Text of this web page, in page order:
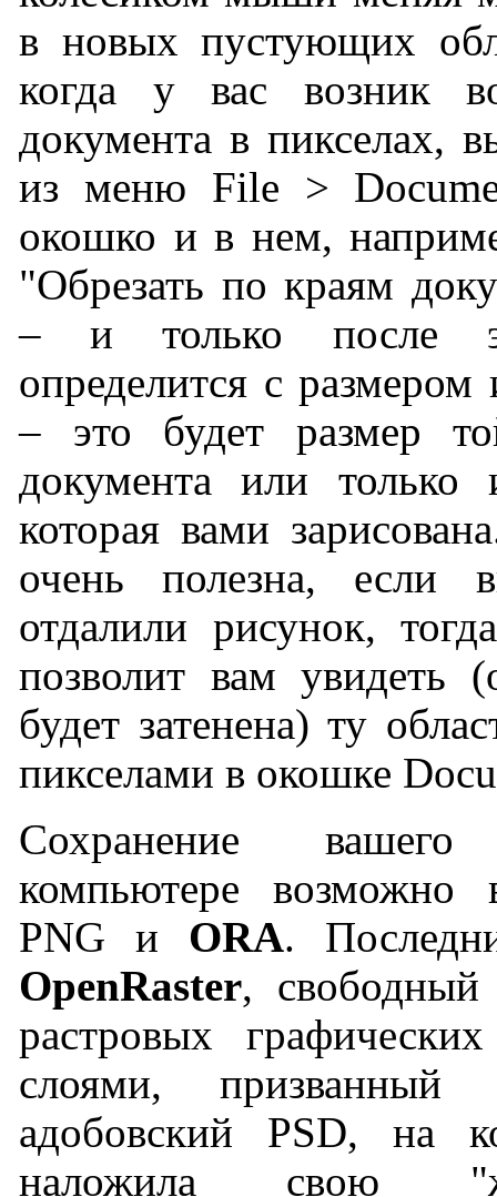
в новых пустующих
когда у вас возник
документа в пикселах,
из меню File >
окошко и в нем,
"Обрезать по краям
– и только после
определится с
– это будет размер
документа или только
которая вами
очень полезна, если
отдалили рисунок,
позволит вам увидеть
будет затенена) ту
пикселами в окошке
Сохранение
компьютере возможно
PNG и ORA.
OpenRaster, свободный
растровых
слоями, призванный
адобовский PSD, на
наложила свою